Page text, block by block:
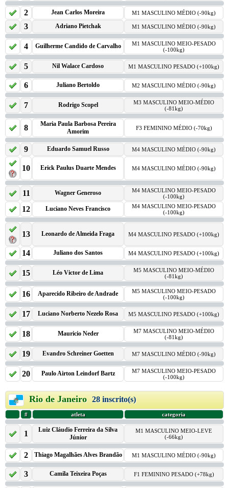
2 Jean Carlos Moreira M1 MASCULINO MÉDIO (-90kg)
3 Adriano Pietchak M1 MASCULINO MÉDIO (-90kg)
4 Guilherme Candido de Carvalho
M1 MASCULINO MEIO-PESADO
(-100kg)
5 Nil Walace Cardoso M1 MASCULINO PESADO (+100kg)
6 Juliano Bertoldo M2 MASCULINO MÉDIO (-90kg)
7 Rodrigo Scopel
M3 MASCULINO MEIO-MÉDIO
(-81kg)
8
Maria Paula Barbosa Pereira
Amorim
F3 FEMININO MÉDIO (-70kg)
9 Eduardo Samuel Russo M4 MASCULINO MÉDIO (-90kg)
10 Erick Paulus Duarte Mendes M4 MASCULINO MÉDIO (-90kg)
11 Wagner Generoso
M4 MASCULINO MEIO-PESADO
(-100kg)
12 Luciano Neves Francisco
M4 MASCULINO MEIO-PESADO
(-100kg)
13 Leonardo de Almeida Fraga M4 MASCULINO PESADO (+100kg)
14 Juliano dos Santos M4 MASCULINO PESADO (+100kg)
15 Léo Victor de Lima
M5 MASCULINO MEIO-MÉDIO
(-81kg)
16 Aparecido Ribeiro de Andrade
M5 MASCULINO MEIO-PESADO
(-100kg)
17 Luciano Norberto Nezelo Rosa M5 MASCULINO PESADO (+100kg)
18 Mauricio Neder
M7 MASCULINO MEIO-MÉDIO
(-81kg)
19 Evandro Schreiner Goetten M7 MASCULINO MÉDIO (-90kg)
20 Paulo Airton Leindorf Bartz
M7 MASCULINO MEIO-PESADO
(-100kg)
Rio de Janeiro 28 inscrito(s)
# atleta categoria
1
Luiz Cláudio Ferreira da Silva
Júnior
M1 MASCULINO MEIO-LEVE
(-66kg)
2 Thiago Magalhães Alves Brandão M1 MASCULINO MÉDIO (-90kg)
3 Camila Teixeira Poças F1 FEMININO PESADO (+78kg)